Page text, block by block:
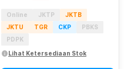
Online JKTP
JKTB
JKTU
TGR CKP
PBKS
PDPK
Lihat Ketersediaan Stok